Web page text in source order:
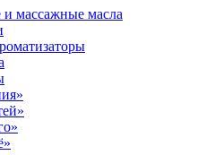
и массажные масла